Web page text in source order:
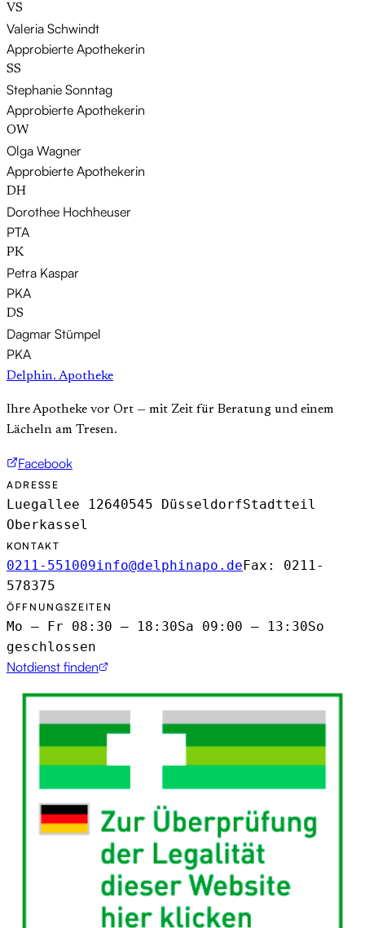
VS
Valeria Schwindt
Approbierte Apothekerin
SS
Stephanie Sonntag
Approbierte Apothekerin
OW
Olga Wagner
Approbierte Apothekerin
DH
Dorothee Hochheuser
PTA
PK
Petra Kaspar
PKA
DS
Dagmar Stümpel
PKA
Delphin. Apotheke
Ihre Apotheke vor Ort — mit Zeit für Beratung und einem
Lächeln am Tresen.
Facebook
ADRESSE
Luegallee 12640545 DüsseldorfStadtteil
Oberkassel
KONTAKT
0211-551009info@delphinapo.deFax: 0211-
578375
ÖFFNUNGSZEITEN
Mo – Fr 08:30 – 18:30Sa 09:00 – 13:30So
geschlossen
Notdienst finden